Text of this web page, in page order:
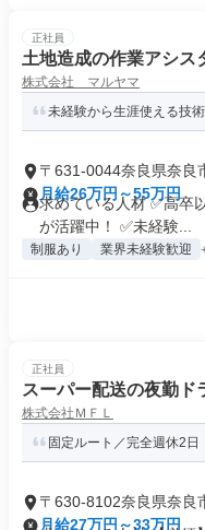
正社員
土地造成の作業アシス
株式会社 マルヤマ
未経験から生涯使える技
〒631-0044奈良県奈良
月給26万円～55万円
求めている人材 ✅高卒
が活躍中！ ✅未経験...
制服あり 業界未経験歓迎
正社員
スーパー配送の夜勤ド
株式会社ＭＦＬ
固定ルート／完全週休2
〒630-8102奈良県奈良
月給27万円～33万円